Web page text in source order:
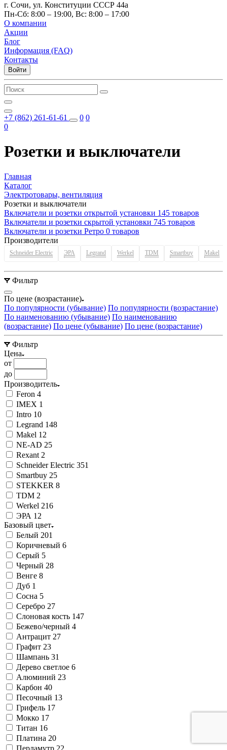
г. Сочи, ул. Конституции СССР 44а
Пн-Сб: 8:00 – 19:00, Вс: 8:00 – 17:00
О компании
Акции
Блог
Информация (FAQ)
Контакты
Войти
+7 (862) 261-61-61 0 0
0
Розетки и выключатели
Главная
Каталог
Электротовары, вентиляция
Розетки и выключатели
Включатели и розетки открытой установки 145 товаров
Включатели и розетки скрытой установки 745 товаров
Включатели и розетки Ретро 0 товаров
Производители
Schneider Electric ЭРА Legrand Werkel TDM Smartbuy Makel
Фильтр
По цене (возрастание)
По популярности (убывание) По популярности (возрастание)
По наименованию (убывание) По наименованию
(возрастание) По цене (убывание) По цене (возрастание)
Фильтр
Цена
от
до
Производитель
Feron 4
IMEX 1
Intro 10
Legrand 148
Makel 12
NE-AD 25
Rexant 2
Schneider Electric 351
Smartbuy 25
STEKKER 8
TDM 2
Werkel 216
ЭРА 12
Базовый цвет
Белый 201
Коричневый 6
Серый 5
Черный 28
Венге 8
Дуб 1
Сосна 5
Серебро 27
Слоновая кость 147
Бежево/черный 4
Антрацит 27
Графит 23
Шампань 31
Дерево светлое 6
Алюминий 23
Карбон 40
Песочный 13
Грифель 17
Мокко 17
Титан 16
Платина 20
Перламутр 22